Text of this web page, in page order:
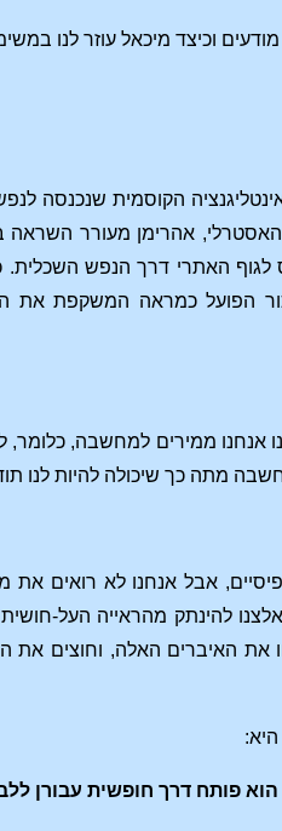
וכיצד מיכאל עוזר לנו
הקוסמית שנכנסה
אהרימן מעורר
לגוף האתרי דרך הנפש
הפועל כמראה המשקפת
ממירים למחשבה, כלומר,
מתה כך שיכולה להיות לנו
אבל אנחנו לא רואים
להינתק מהראייה העל-
האיברים האלה, וחוצים את
פותח דרך חופשית עבורן